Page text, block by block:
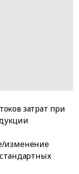
затрат при
изменение